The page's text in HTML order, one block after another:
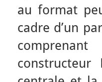
au format
cadre d’un
constructeur